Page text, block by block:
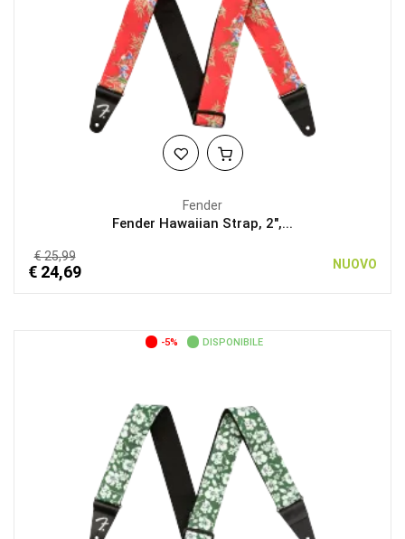
Fender
Fender Hawaiian Strap, 2",...
€ 25,99
€ 24,69 NUOVO
-5% DISPONIBILE